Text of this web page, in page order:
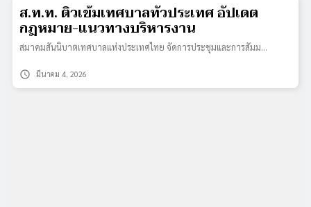
ส.ท.ท. ติวเข้มเทศบาลทั่วประเทศ อัปเดต
กฎหมาย-แนวทางบริหารงาน
สมาคมสันนิบาตเทศบาลแห่งประเทศไทย จัดการประชุมและการสัมม…
schedule มีนาคม 4, 2026